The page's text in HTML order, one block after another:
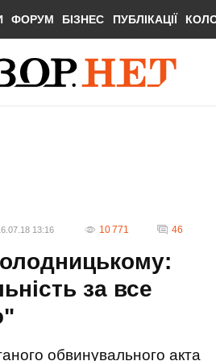
ФОРУМ БІЗНЕС ПУБЛІКАЦІЇ
13:16 10 771 46
за все
обвинувального акта